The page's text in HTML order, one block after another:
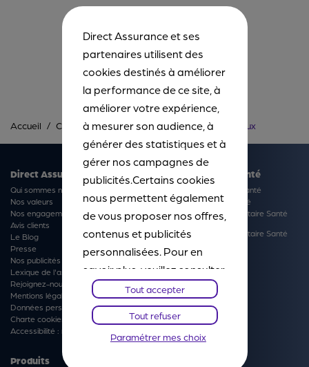
Précédent Suivant
Accueil Complémentaire santé Hub Soins médicaux
Direct Assurance
Qui sommes nous ?
Nos valeurs
Nos engagements
Avis clients
Le Blog
Presse
Nos publicités
Lexique de l'assurance
Rejoignez-nous
Mentions légales
Données personnelles
Charte cookies
Accessibilité : non-conforme
Complémentaire Santé
Devis Complémentaire Santé
Notice d'information Santé
Fiche produit Complémentaire Santé
responsable
Fiche produit Complémentaire Santé
Produits
Direct Assurance et ses
partenaires utilisent des
cookies destinés à améliorer
la performance de ce site, à
améliorer votre expérience,
à mesurer son audience, à
générer des statistiques et à
gérer nos campagnes de
publicités.Certains cookies
nous permettent également
de vous proposer nos offres,
contenus et publicités
personnalisées. Pour en
savoir plus, veuillez consulter
notre
Chartes Cookies
. Vous
pourrez à tout moment
paramétrer vos choix et
refuser certains cookies.
Tout accepter
Tout refuser
Paramétrer mes choix